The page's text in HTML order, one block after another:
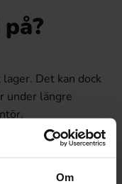
Om
Det kan dock
under längre
m.m.